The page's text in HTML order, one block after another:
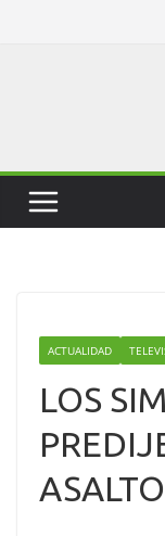
ACTUALIDAD
LOS